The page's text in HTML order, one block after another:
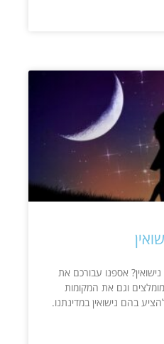
אספנו עבורכם את
וגם את המקומות
בהם נישואין במדינתנו.